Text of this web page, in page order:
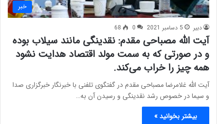
خبر
دبیر 5 دسامبر 2021 0
68
آیت الله مصباحی مقدم: نقدینگی مانند سیلاب بوده
و در صورتی که به سمت مولد اقتصاد هدایت نشود
همه چیز را خراب می‌کند.
آیت الله غلامرضا مصباحی مقدم در گفتگوی تلفنی با خبرنگار خبرگزاری صدا
و سیما در خصوص رشد نقدینگی و رسیدن آن به…
بیشتر بخوانید »